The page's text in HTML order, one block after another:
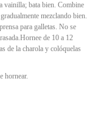
vainilla; bata bien. Combine
mezclando bien.
para galletas. No se
de 10 a 12
de la charola y colóquelas
hornear.